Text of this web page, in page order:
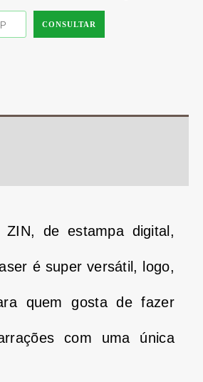
CONSULTAR
ZIN, de estampa digital,
é super versátil, logo,
quem gosta de fazer
com uma única